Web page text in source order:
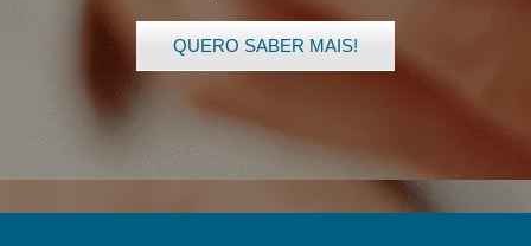
QUERO SABER MAIS!